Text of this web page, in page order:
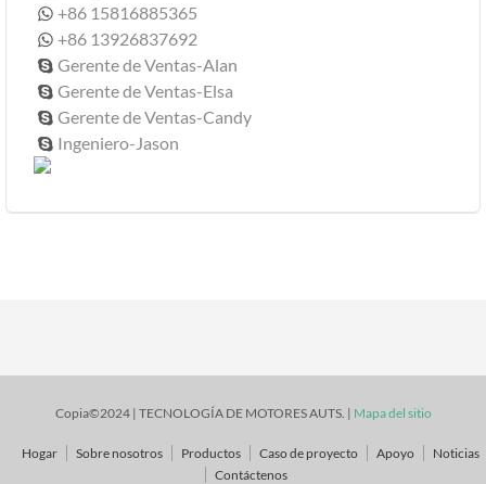
 +86 15816885365
 +86 13926837692
 Gerente de Ventas-Alan
 Gerente de Ventas-Elsa
 Gerente de Ventas-Candy
 Ingeniero-Jason
Copia©2024 | TECNOLOGÍA DE MOTORES AUTS. | Mapa del sitio
Hogar Sobre nosotros Productos Caso de proyecto Apoyo
Noticias
Contáctenos